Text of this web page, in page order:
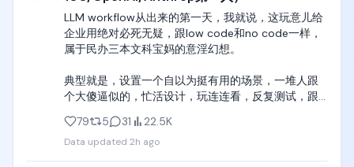
LLM workflow从出来的第一天，我就说，这玩意儿给
企业用绝对必死无疑，跟low code和no code一样，
属于民办三本文科宝妈的意淫幻想。
典型就是，设置一个自以为挺有用的场景，一堆人跟
个大傻逼似的，忙活设计，玩连连看，反复测试，跟
做完美滋滋地跟团队炫耀，大面积推广， 用了一周之
后发现，哎，缺少了功能ABCDEFG，其中ABCD和
79 5 31 22.5K
Data updated 2h ago